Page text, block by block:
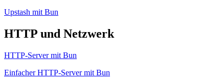
Upstash mit Bun
HTTP und Netzwerk
HTTP-Server mit Bun
Einfacher HTTP-Server mit Bun